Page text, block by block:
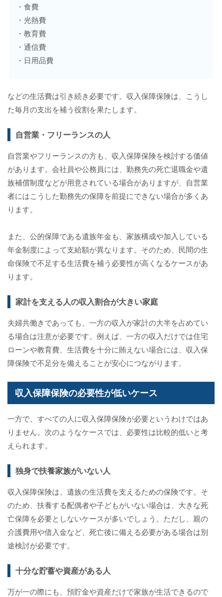
・食費
・光熱費
・教育費
・通信費
・日用品費
などの生活費は引き続き必要です。収入保障保険は、こうし
た毎月の支出を補う役割を果たします。
自営業・フリーランスの人
自営業やフリーランスの方も、収入保障保険を検討する価値
があります。会社員や公務員には、勤務先の死亡退職金や遺
族補償制度などが用意されている場合がありますが、自営業
者にはこうした勤務先の保障を前提にできない場合が多くあ
ります。
また、公的保障である遺族年金も、家族構成や加入している
年金制度によって支給額が異なります。そのため、民間の生
命保険で不足する生活費を補う必要性が高くなるケースがあ
ります。
家計を支える人の収入割合が大きい家庭
夫婦共働きであっても、一方の収入が家計の大半を占めてい
る場合は注意が必要です。例えば、一方の収入だけでは住宅
ローンや教育費、生活費を十分に賄えない場合には、収入保
障保険で不足分を備えることが安心につながります。
収入保障保険の必要性が低いケース
一方で、すべての人に収入保障保険が必要というわけではあ
りません。次のようなケースでは、必要性は比較的低いと考
えられます。
独身で扶養家族がいない人
収入保障保険は、遺族の生活費を支えるための保険です。そ
のため、扶養する配偶者や子どもがいない場合は、大きな死
亡保障を必要としないケースが多いでしょう。ただし、親の
介護費用や借入金など、死亡後に備える必要がある場合は別
途検討が必要です。
十分な貯蓄や資産がある人
万が一の際にも、預貯金や資産だけで家族が生活できるので